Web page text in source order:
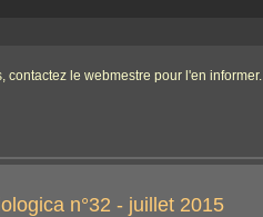
contactez le webmestre pour l'en informer.
n°32 - juillet 2015